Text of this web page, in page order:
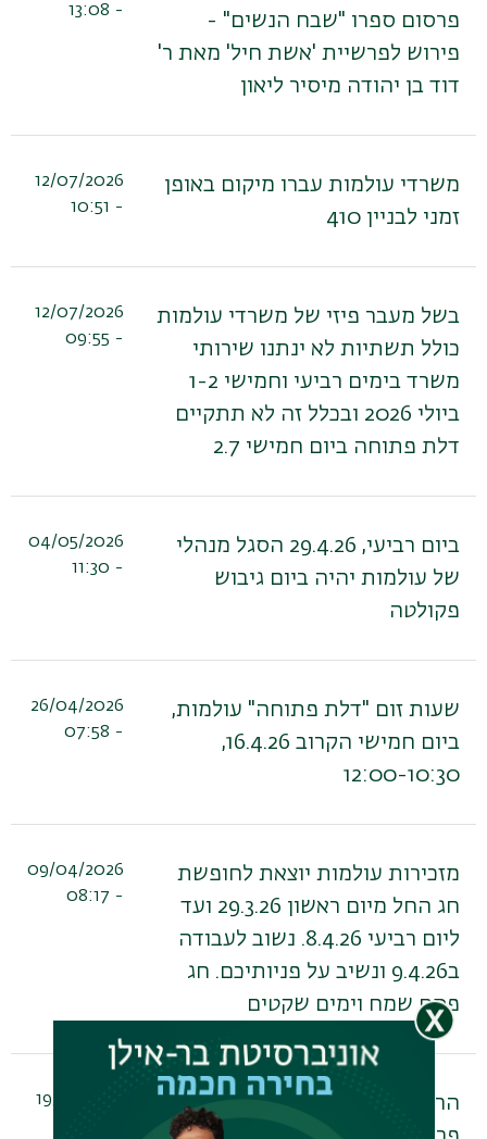
פרסום ספרו "שבח הנשים" -
פירוש לפרשיית 'אשת חיל' מאת ר'
דוד בן יהודה מיסיר ליאון
- 13:08
משרדי עולמות עברו מיקום באופן
זמני לבניין 410
12/07/2026
- 10:51
בשל מעבר פיזי של משרדי עולמות
כולל תשתיות לא ינתנו שירותי
משרד בימים רביעי וחמישי 1-2
ביולי 2026 ובכלל זה לא תתקיים
דלת פתוחה ביום חמישי 2.7
12/07/2026
- 09:55
ביום רביעי, 29.4.26 הסגל מנהלי
של עולמות יהיה ביום גיבוש
פקולטה
04/05/2026
- 11:30
שעות זום "דלת פתוחה" עולמות,
ביום חמישי הקרוב 16.4.26,
12:00-10:30
26/04/2026
- 07:58
מזכירות עולמות יוצאת לחופשת
חג החל מיום ראשון 29.3.26 ועד
ליום רביעי 8.4.26. נשוב לעבודה
ב9.4.26 ונשיב על פניותיכם. חג
פסח שמח וימים שקטים
09/04/2026
- 08:17
הרצאה מרתקת עם ד"ר יוסף
19/03/2026